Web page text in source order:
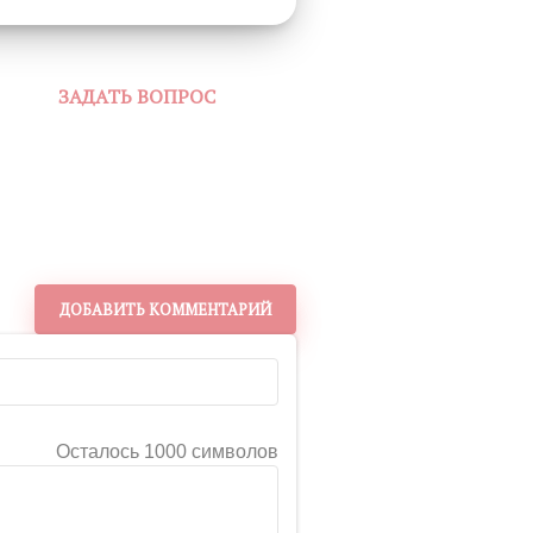
ЗАДАТЬ ВОПРОС
ДОБАВИТЬ КОММЕНТАРИЙ
Осталось 1000 символов